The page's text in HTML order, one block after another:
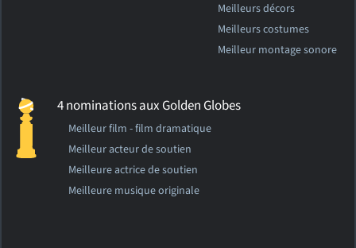
Meilleurs décors
Meilleurs costumes
Meilleur montage sonore
4 nominations aux Golden Globes
Meilleur film - film dramatique
Meilleur acteur de soutien
Meilleure actrice de soutien
Meilleure musique originale